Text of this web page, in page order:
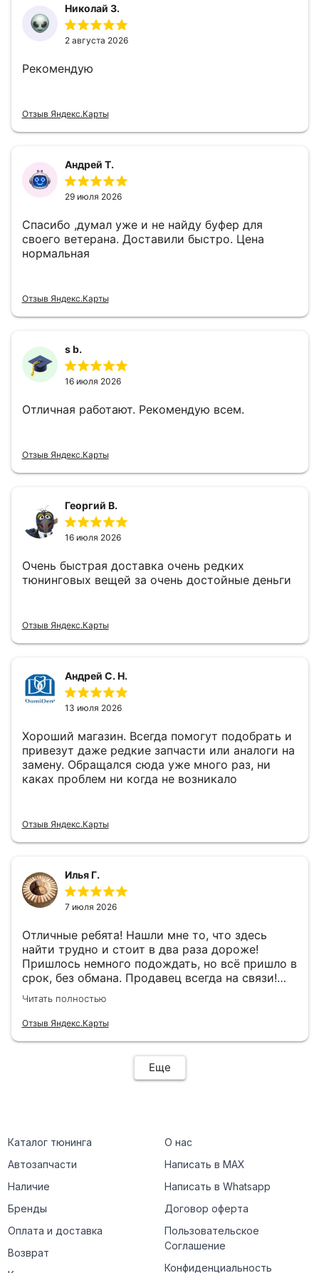
Николай З.
2 августа 2026
Рекомендую
Отзыв Яндекс.Карты
Андрей Т.
29 июля 2026
Спасибо ,думал уже и не найду буфер для
своего ветерана. Доставили быстро. Цена
нормальная
Отзыв Яндекс.Карты
s b.
16 июля 2026
Отличная работают. Рекомендую всем.
Отзыв Яндекс.Карты
Георгий В.
16 июля 2026
Очень быстрая доставка очень редких
тюнинговых вещей за очень достойные деньги
Отзыв Яндекс.Карты
Андрей С. Н.
13 июля 2026
Хороший магазин. Всегда помогут подобрать и
привезут даже редкие запчасти или аналоги на
замену. Обращался сюда уже много раз, ни
каках проблем ни когда не возникало
Отзыв Яндекс.Карты
Илья Г.
7 июля 2026
Отличные ребята! Нашли мне то, что здесь
найти трудно и стоит в два раза дороже!
Пришлось немного подождать, но всё пришло в
срок, без обмана. Продавец всегда на связи!
Буду ещё обращаться! 👍
Читать полностью
Отзыв Яндекс.Карты
Еще
Каталог тюнинга
Автозапчасти
Наличие
Бренды
Оплата и доставка
Возврат
О нас
Написать в MAX
Написать в Whatsapp
Договор оферта
Пользовательское
Соглашение
Конфиденциальность